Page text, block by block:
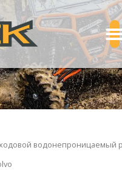
ходовой водонепроницаемый